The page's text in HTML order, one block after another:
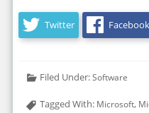
Twitter Facebook
Filed Under:Software
Tagged With: Microsoft,